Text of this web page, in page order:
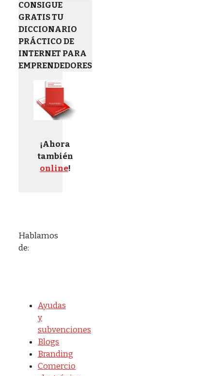
CONSIGUE
GRATIS TU
DICCIONARIO
PRÁCTICO DE
INTERNET PARA
EMPRENDEDORES
¡Ahora
también
online!
Hablamos
de:
Ayudas
y
subvenciones
Blogs
Branding
Comercio